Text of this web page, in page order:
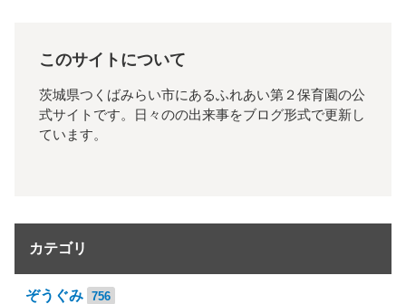
このサイトについて
茨城県つくばみらい市にあるふれあい第２保育園の公
式サイトです。日々のの出来事をブログ形式で更新し
ています。
カテゴリ
ぞうぐみ 756